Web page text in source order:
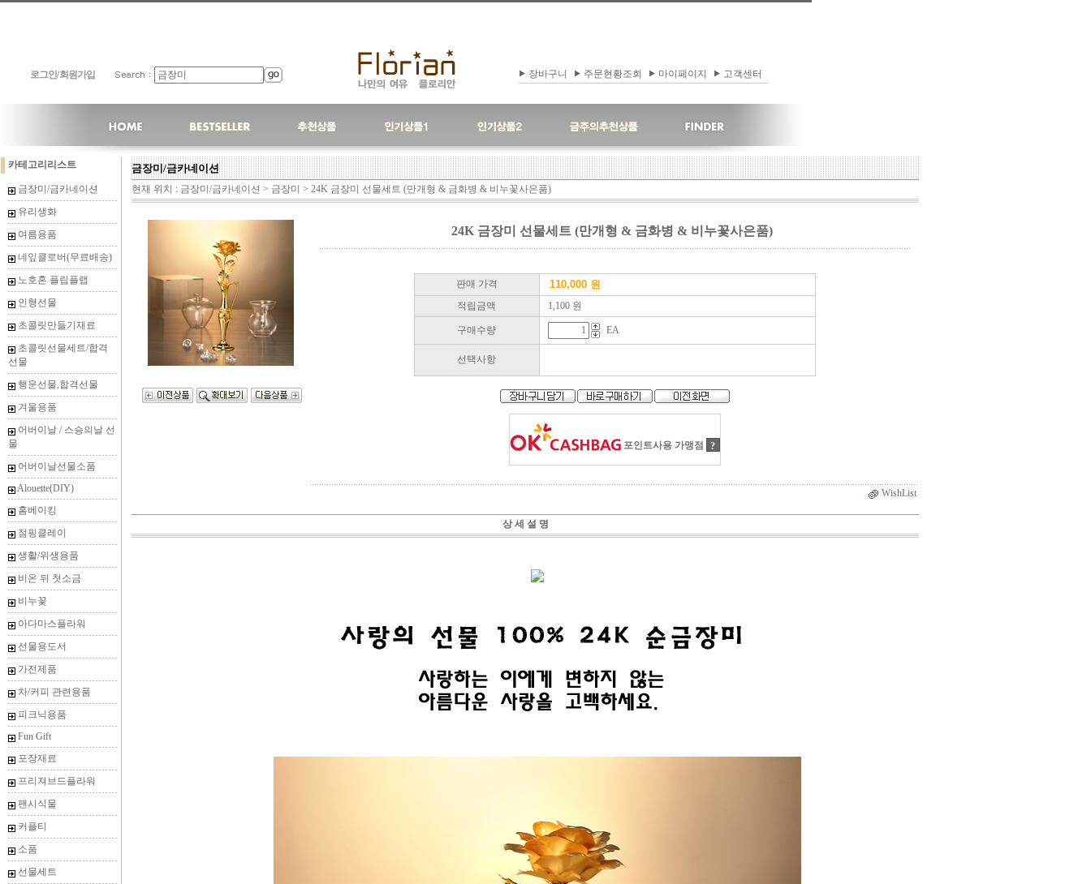
로그인/회원가입 장바구니 주문현황조회 마이페이지 고객센터
카테고리리스트
금장미/금카네이션
유리생화
여름용품
네잎클로버(무료배송)
노호혼 플립플랩
인형선물
초콜릿만들기재료
초콜릿선물세트/합격
선물
행운선물,합격선물
겨울용품
어버이날 / 스승의날 선
물
어버이날선물소품
Alouette(DIY)
홈베이킹
점핑클레이
생활/위생용품
비온 뒤 첫소금
비누꽃
아다마스플라워
선물용도서
가전제품
차/커피 관련용품
피크닉용품
Fun Gift
포장재료
프리져브드플라워
팬시식물
커플티
소품
선물세트
금장미/금카네이션
현재 위치 : 금장미/금카네이션 > 금장미 > 24K 금장미 선물세트 (만개형 & 금화병 & 비누꽃사은품)
24K 금장미 선물세트 (만개형 & 금화병 & 비누꽃사은품)
판매 가격 110,000원
적립금액 1,100 원
구매수량 EA
선택사항
포인트사용 가맹점 ?
WishList
상 세 설 명